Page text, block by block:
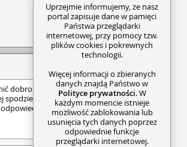
dobro dzieci? I
spodziewanym
-
Uprzejmie informujemy, że nasz
portal zapisuje dane w pamięci
Państwa przeglądarki
internetowej, przy pomocy tzw.
plików cookies i pokrewnych
technologii.
Więcej informacji o zbieranych
danych znajdą Państwo w
Polityce prywatności. W
każdym momencie istnieje
możliwość zablokowania lub
usunięcia tych danych poprzez
odpowiednie funkcje
przeglądarki internetowej.